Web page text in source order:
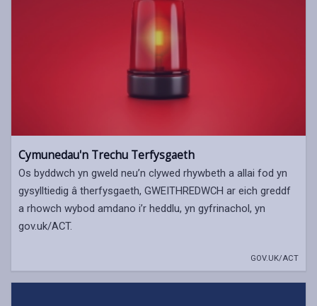
Cymunedau'n Trechu Terfysgaeth
Os byddwch yn gweld neu’n clywed rhywbeth a allai fod yn
gysylltiedig â therfysgaeth, GWEITHREDWCH ar eich greddf
a rhowch wybod amdano i’r heddlu, yn gyfrinachol, yn
gov.uk/ACT.
GOV.UK/ACT